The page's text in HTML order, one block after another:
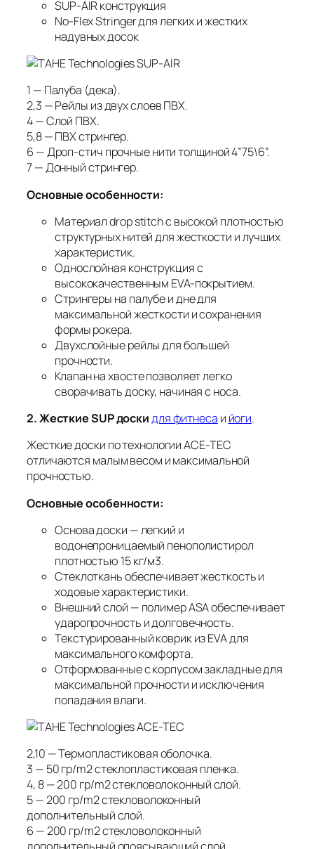
SUP-AIR конструкция
No-Flex Stringer для легких и жестких
надувных досок
1 — Палуба (дека).
2,3 — Рейлы из двух слоев ПВХ.
4 — Cлой ПВХ.
5,8 — ПВХ стрингер.
6 — Дроп-стич прочные нити толщиной 4”75\6”.
7 — Донный стрингер.
Основные особенности:
Материал drop stitch с высокой плотностью
структурных нитей для жесткости и лучших
характеристик.
Однослойная конструкция с
высококачественным EVA-покрытием.
Стрингеры на палубе и дне для
максимальной жесткости и сохранения
формы рокера.
Двухслойные рейлы для большей
прочности.
Клапан на хвосте позволяет легко
сворачивать доску, начиная с носа.
2. Жесткие SUP доскидля фитнеса и йоги.
Жесткие доски по технологии ACE-TEC
отличаются малым весом и максимальной
прочностью.
Основные особенности:
Основа доски — легкий и
водонепроницаемый пенополистирол
плотностью 15 кг/м3.
Стеклоткань обеспечивает жесткость и
ходовые характеристики.
Внешний слой — полимер ASA обеспечивает
ударопрочность и долговечность.
Текстурированный коврик из EVA для
максимального комфорта.
Отформованные с корпусом закладные для
максимальной прочности и исключения
попадания влаги.
2,10 — Термопластиковая оболочка.
3 — 50 гр/m2 стеклопластиковая пленка.
4, 8 — 200 гр/m2 стекловолоконный слой.
5 — 200 гр/m2 стекловолоконный
дополнительный слой.
6 — 200 гр/m2 стекловолоконный